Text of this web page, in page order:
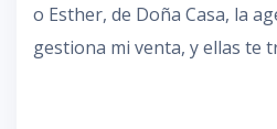
o Esther, de Doña Casa, la
gestiona mi venta, y ellas te